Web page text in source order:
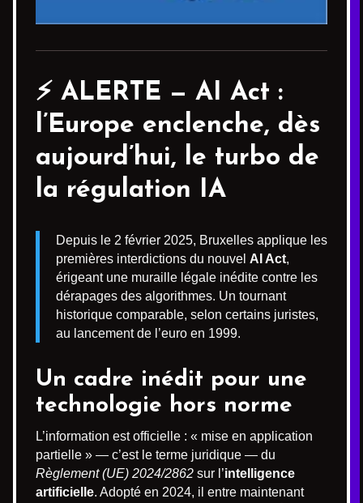
⚡️ ALERTE — AI Act :
l’Europe enclenche, dès
aujourd’hui, le turbo de
la régulation IA
Depuis le 2 février 2025, Bruxelles applique les
premières interdictions du nouvel AI Act,
érigeant une muraille légale inédite contre les
dérapages des algorithmes. Un tournant
historique comparable, selon certains juristes,
au lancement de l’euro en 1999.
Un cadre inédit pour une
technologie hors norme
L’information est officielle : « mise en application
partielle » — c’est le terme juridique — du
Règlement (UE) 2024/2862 sur l’intelligence
artificielle. Adopté en 2024, il entre maintenant